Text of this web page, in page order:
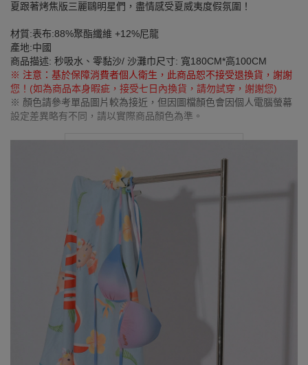
夏跟著烤焦版三麗鷗明星們，盡情感受夏威夷度假氛圍！
材質:表布:88%聚酯纖維 +12%尼龍
產地:中國
商品描述: 秒吸水、零黏沙/ 沙灘巾尺寸: 寬180CM*高100CM
※ 注意：基於保障消費者個人衛生，此商品恕不接受退換貨，謝謝
您！(如為商品本身暇疵，接受七日內換貨，請勿試穿，謝謝您)
※ 顏色請參考單品圖片較為接近，但因圖檔顏色會因個人電腦螢幕
設定差異略有不同，請以實際商品顏色為準。